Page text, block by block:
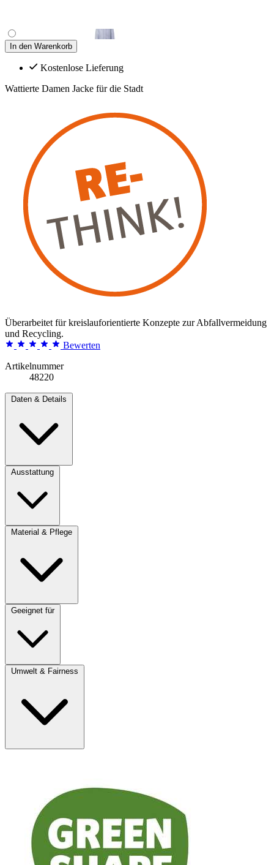
In den Warenkorb
Kostenlose Lieferung
Wattierte Damen Jacke für die Stadt
Überarbeitet für kreislauforientierte Konzepte zur Abfallvermeidung
und Recycling.
Bewerten
Artikelnummer
48220
Daten & Details
Ausstattung
Material & Pflege
Geeignet für
Umwelt & Fairness